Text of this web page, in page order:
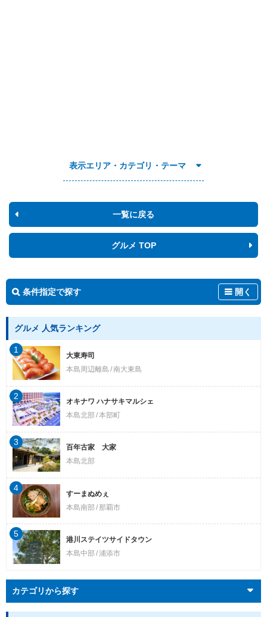
表示エリア・カテゴリ・テーマ
一覧に戻る
グルメ TOP
条件指定で探す 開く
グルメ 人気ランキング
大東寿司
本島周辺離島 南大東島
1
オキナワ ハナサキマルシェ
本島北部 本部町
2
百年古家 大家
本島北部
3
すーまぬめぇ
本島南部
那覇市
4
港川ステイツサイドタウン
本島中部 浦添市
5
カテゴリから探す